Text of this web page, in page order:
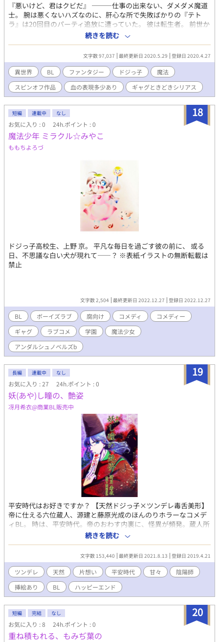
『悪いけど、君はクビだ』 ―――仕事の出来ない、ダメダメ魔道
士。 腕は悪くないハズなのに、肝心な所で失敗ばかりの『テト
ラ』は20回目のパーティ追放に遭っていた。 彼は転生者。 前世か
ら要領悪く、人生上手くいかない事だらけ。 そんな彼を拾ってく
れたのは、女勇者ミラだった。 女だらけのパーティ。目的は魔王
討伐。 だけど、気がつけば……魔王の生贄として置いていかれる
ハメに!? ヘッポコ魔道士の、魔界でのビクビク生贄(！)生活。 ※
転生して性奴隷♂魔王の息子と暴れてきます
https://www.alphapolis.co.jp/novel/296676539/969356436
の、スピンオフです。
続きを読む
文字数 97,037 最終更新日 2020.5.29 登録日 2020.4.27
異世界 BL ファンタジー ドジっ子
魔法
スピンオフ作品
血の表現多少あり ギャグときどきシリアス
18
短編 連載中 なし
お気に入り : 0 24h.ポイント : 0
魔法少年 ミラクル☆みやこ
ももちよろづ
ドジっ子高校生、上野 京。 平凡な毎日を過ごす彼の前に、 或る
日、不思議な白い犬が現れて――？ ※表紙イラストの無断転載は
禁止
文字数 2,504 最終更新日 2022.12.27 登録日 2022.12.27
BL ボーイズラブ 腐向け コメディ
コメディー
ギャグ
ラブコメ 学園
魔法少女
アンダルシュノベルズb
19
長編 連載中 なし
お気に入り : 27 24h.ポイント : 0
妖(あや)し瞳の、艶姿
冴月希衣@商業BL販売中
平安時代はお好きですか？ 【天然ドジっ子×ツンデレ毒舌美形】
帝に仕える六位蔵人、源建と藤原光成のほんのりホラーなコメデ
ィBL。 時は、平安時代。帝のおわす内裏に、怪異が頻発。蔵人所
(くろうどどころ)のエリート、源建(みなもとのたける)と藤原光成
(ふじわらのみつなり)の周囲にも妖しい影が見え隠れして――？
憎めない天然ドジっ子と、ツンデレが酷い毒舌美形。無自覚で一
途なふたりに、果たして恋の転機は訪れるのか？ 平安BL絵巻『萌
ゆる想いを、この花に』続編 ☆.｡.*･☆.｡.*･☆.｡.*･☆.｡.*☆.｡.*･
☆.｡.*･☆.｡.*☆ 本作は、奈倉まゆみさんのコミック
(https://www.alphapolis.co.jp/manga/901541888/798261305)
とのコラボ作品です。 小説単体(光成視点)でも楽しめますが、建
視点のコミックは最高に面白いので、是非、合わせてお楽しみく
ださいませ。 表紙＆挿絵も奈倉まゆみさま作画。 ◆本文・画像の
無断転載禁止◆ No reproduction or republication without
written permission.
続きを読む
文字数 153,440 最終更新日 2021.8.13 登録日 2019.4.21
ツンデレ 天然 片想い 平安時代 甘々
陰陽師
挿絵あり
BL ハッピーエンド
20
短編 完結 なし
お気に入り : 8 24h.ポイント : 0
重ね積もれる、もみぢ葉の